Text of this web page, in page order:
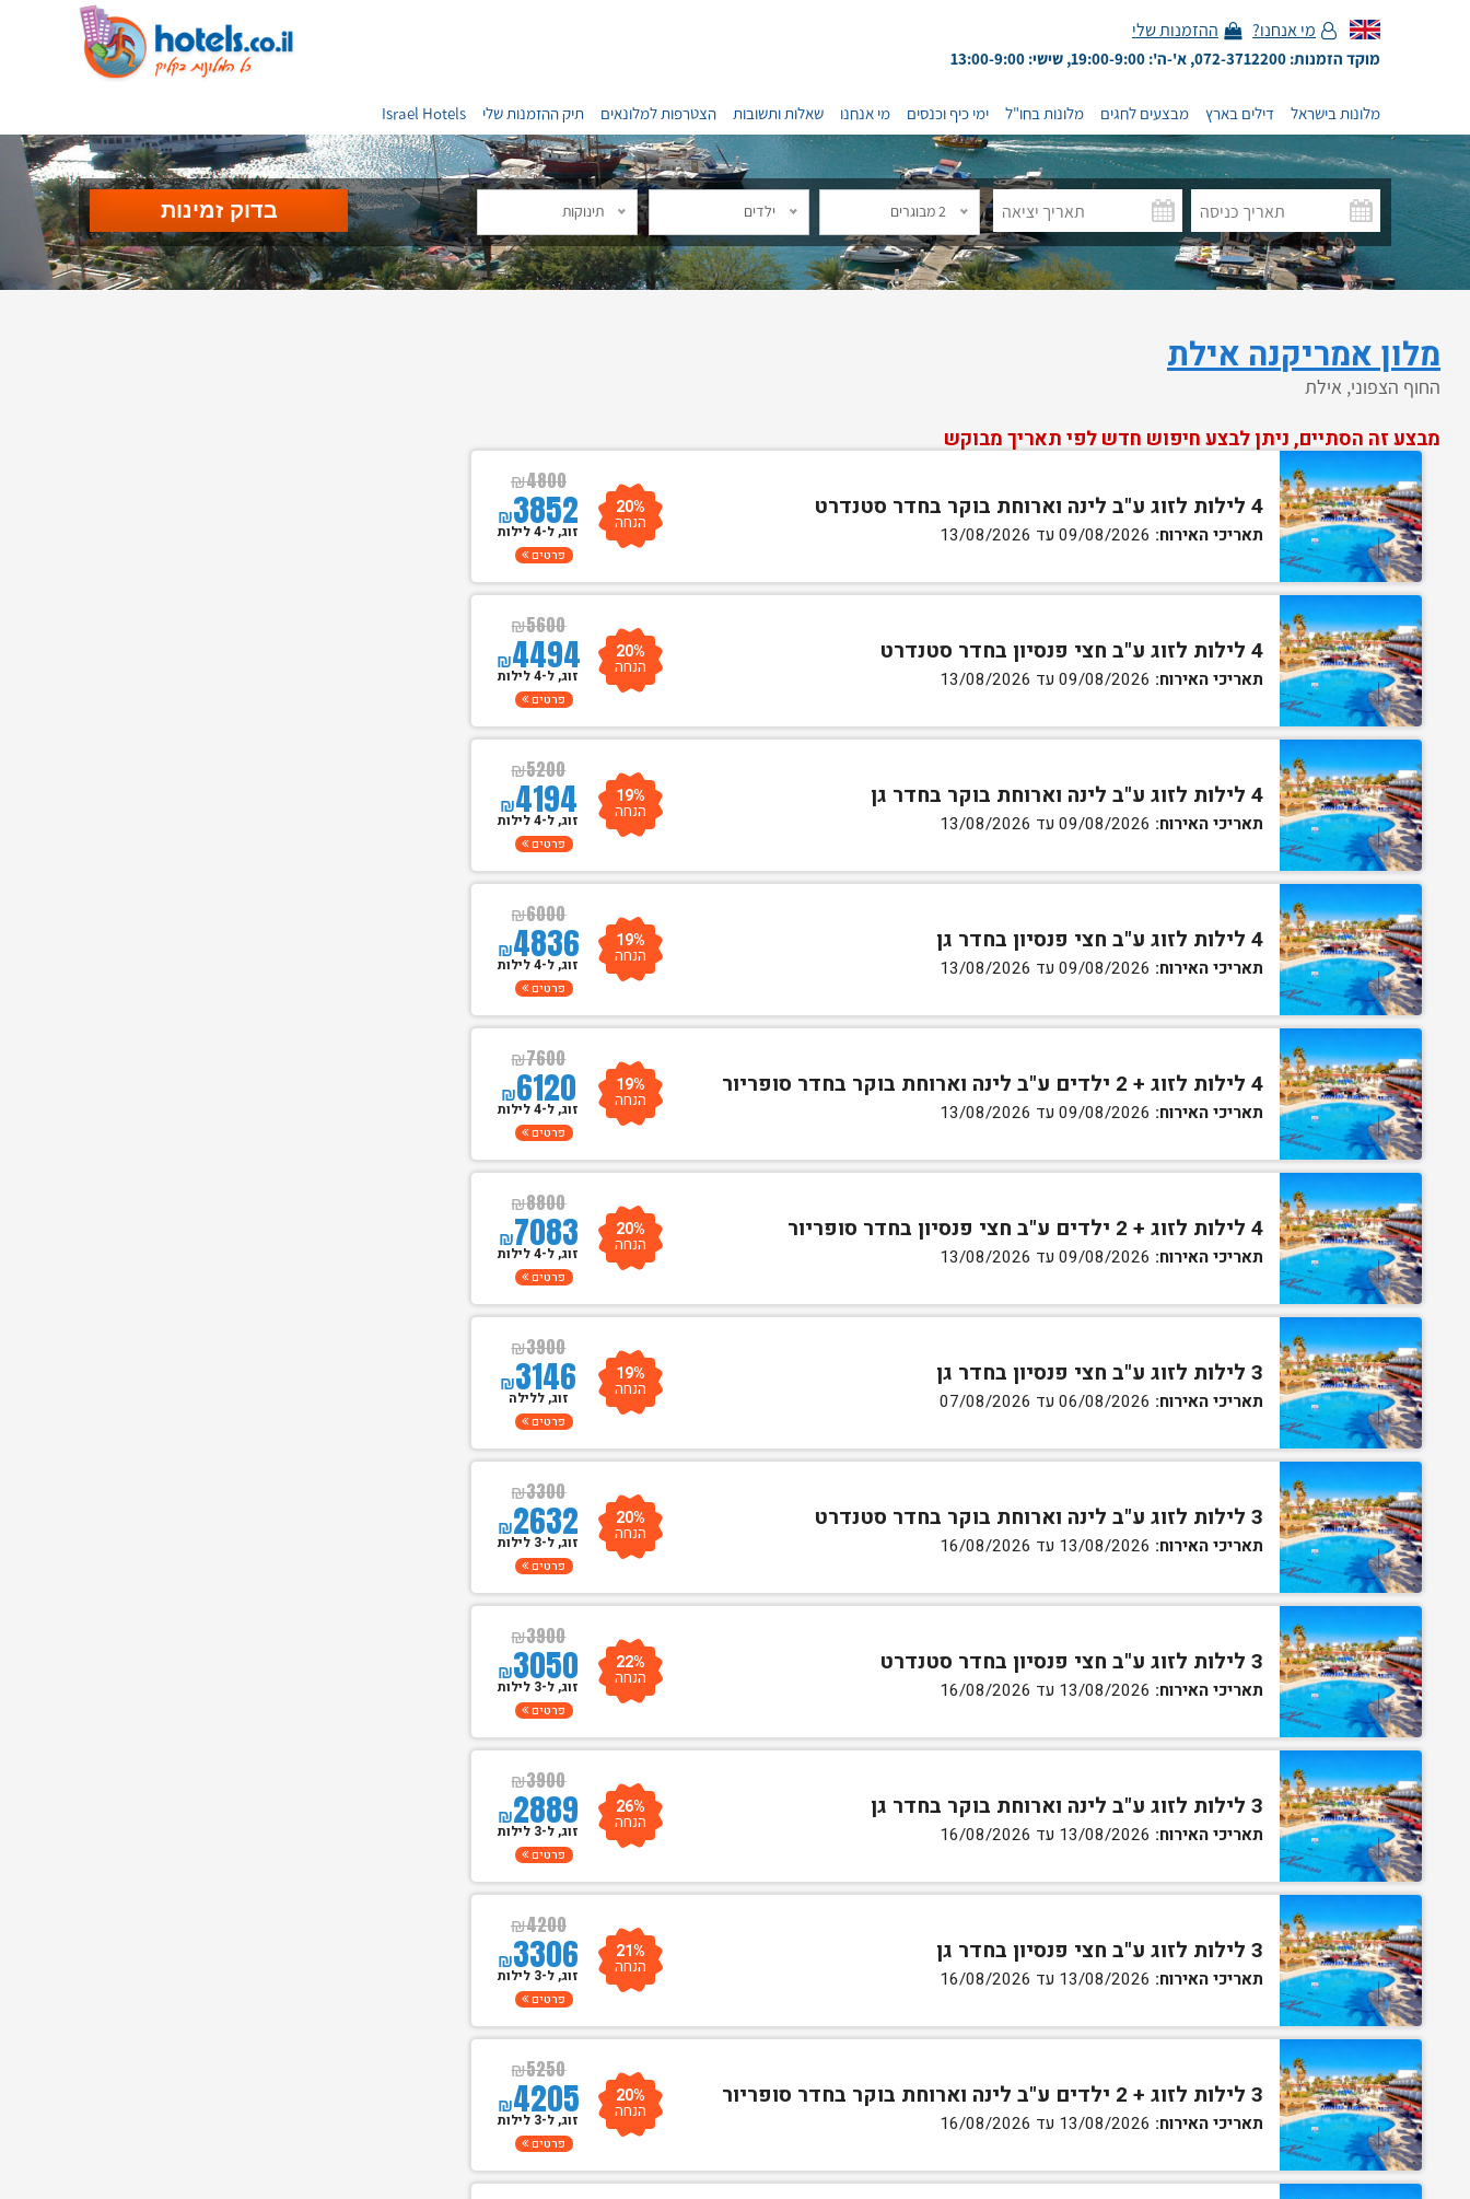
מי אנחנו? ההזמנות שלי
מוקד הזמנות: 072-3712200, א'-ה': 19:00-9:00, שישי: 13:00-9:00
מלונות בישראל דילים בארץ מבצעים לחגים מלונות בחו"ל ימי כיף וכנסים מי אנחנו שאלות ותשובות הצטרפות למלונאים תיק ההזמנות שלי Israel Hotels
2 מבוגרים ילדים תינוקות
מלון אמריקנה אילת
החוף הצפוני, אילת
מבצע זה הסתיים, ניתן לבצע חיפוש חדש לפי תאריך מבוקש
4 לילות לזוג ע"ב לינה וארוחת בוקר בחדר סטנדרט
תאריכי האירוח:
₪4800
₪3852 20%
הנחה זוג, ל-4 לילות
פרטים
4 לילות לזוג ע"ב חצי פנסיון בחדר סטנדרט
תאריכי האירוח:
₪5600
₪4494 20%
הנחה זוג, ל-4 לילות
פרטים
4 לילות לזוג ע"ב לינה וארוחת בוקר בחדר גן
תאריכי האירוח:
₪5200
₪4194 19%
הנחה זוג, ל-4 לילות
פרטים
4 לילות לזוג ע"ב חצי פנסיון בחדר גן
תאריכי האירוח:
₪6000
₪4836 19%
הנחה זוג, ל-4 לילות
פרטים
4 לילות לזוג + 2 ילדים ע"ב לינה וארוחת בוקר בחדר סופריור
תאריכי האירוח:
₪7600
₪6120 19%
הנחה זוג, ל-4 לילות
פרטים
4 לילות לזוג + 2 ילדים ע"ב חצי פנסיון בחדר סופריור
תאריכי האירוח:
₪8800
₪7083 20%
הנחה זוג, ל-4 לילות
פרטים
3 לילות לזוג ע"ב חצי פנסיון בחדר גן
תאריכי האירוח:
₪3900
₪3146 19%
הנחה זוג, ללילה
פרטים
3 לילות לזוג ע"ב לינה וארוחת בוקר בחדר סטנדרט
תאריכי האירוח:
₪3300
₪2632 20%
הנחה זוג, ל-3 לילות
פרטים
3 לילות לזוג ע"ב חצי פנסיון בחדר סטנדרט
תאריכי האירוח:
₪3900
₪3050 22%
הנחה זוג, ל-3 לילות
פרטים
3 לילות לזוג ע"ב לינה וארוחת בוקר בחדר גן
תאריכי האירוח:
₪3900
₪2889 26%
הנחה זוג, ל-3 לילות
פרטים
3 לילות לזוג ע"ב חצי פנסיון בחדר גן
תאריכי האירוח:
₪4200
₪3306 21%
הנחה זוג, ל-3 לילות
פרטים
3 לילות לזוג + 2 ילדים ע"ב לינה וארוחת בוקר בחדר סופריור
תאריכי האירוח:
₪5250
₪4205 20%
הנחה זוג, ל-3 לילות
פרטים